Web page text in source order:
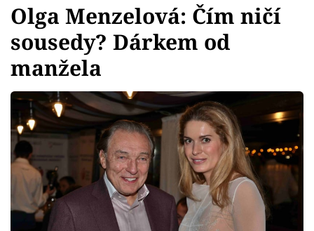
Témata
Showbyznys
Youtubeři
Virály
Sex a vztahy
Videa
Olga Menzelová: Čím ničí
sousedy? Dárkem od
manžela